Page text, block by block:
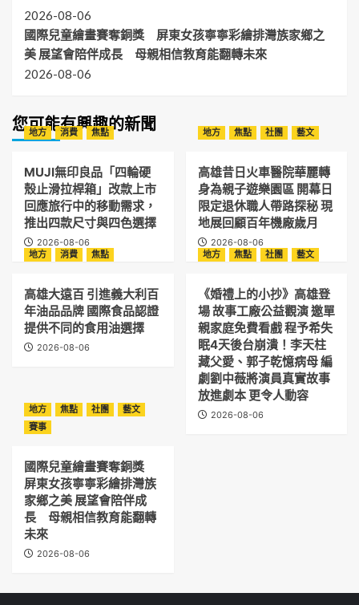
2026-08-06
國際兒童繪畫賽奪銅獎 屏東女孩寧寧彩繪排灣族家鄉之
美 展望會陪伴成長 母親相信教育能翻轉未來
2026-08-06
您可能有興趣的新聞
地方 消費 焦點
MUJI無印良品「四輪硬
殼止滑拉桿箱」改款上市
回應旅行中的移動需求，
推出四款尺寸與四色選擇
2026-08-06
地方 焦點 社團 藝文
高雄昔日火車醫院華麗轉
身為親子遊樂園區 開幕日
限定退休職人帶路探秘 現
地展回顧百年機廠歲月
2026-08-06
地方
消費 焦點
高雄大遠百 引進義大利百
年油品品牌 國際食品認證
提供不同的食用油選擇
2026-08-06
地方 焦點 社團 藝文
《婚禮上的小抄》高雄登
場 故事工廠公益觀演 邀單
親家庭免費看戲 程予希失
眠4天後台崩潰！李天柱
藏父愛、郭子乾憶病母 編
劇劉中薇將演員真實故事
放進劇本 更令人動容
2026-08-06
地方 焦點 社團
藝文
賽事
國際兒童繪畫賽奪銅獎
屏東女孩寧寧彩繪排灣族
家鄉之美 展望會陪伴成
長 母親相信教育能翻轉
未來
2026-08-06